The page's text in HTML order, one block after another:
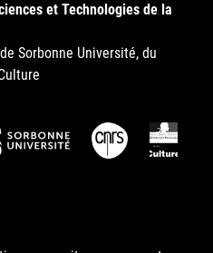
et Technologies de la
Sorbonne Université, du